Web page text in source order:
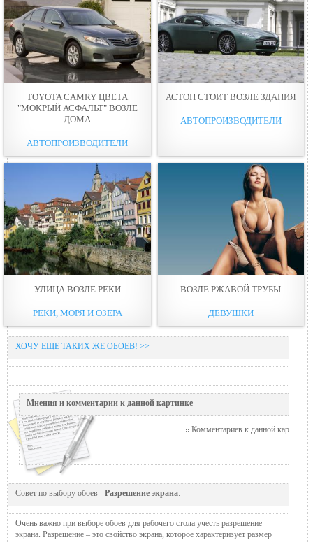
TOYOTA CAMRY ЦВЕТА
"МОКРЫЙ АСФАЛЬТ" ВОЗЛЕ
ДОМА
АВТОПРОИЗВОДИТЕЛИ
АСТОН СТОИТ ВОЗЛЕ ЗДАНИЯ
АВТОПРОИЗВОДИТЕЛИ
УЛИЦА ВОЗЛЕ РЕКИ
РЕКИ, МОРЯ И ОЗЕРА
ВОЗЛЕ РЖАВОЙ ТРУБЫ
ДЕВУШКИ
ХОЧУ ЕЩЕ ТАКИХ ЖЕ ОБОЕВ! >>
Мнения и комментарии к данной картинке
Комментариев к данной картинке
Совет по выбору обоев - Разрешение экрана:
Очень важно при выборе обоев для рабочего стола учесть разрешение
экрана. Разрешение – это свойство экрана, которое характеризует размер